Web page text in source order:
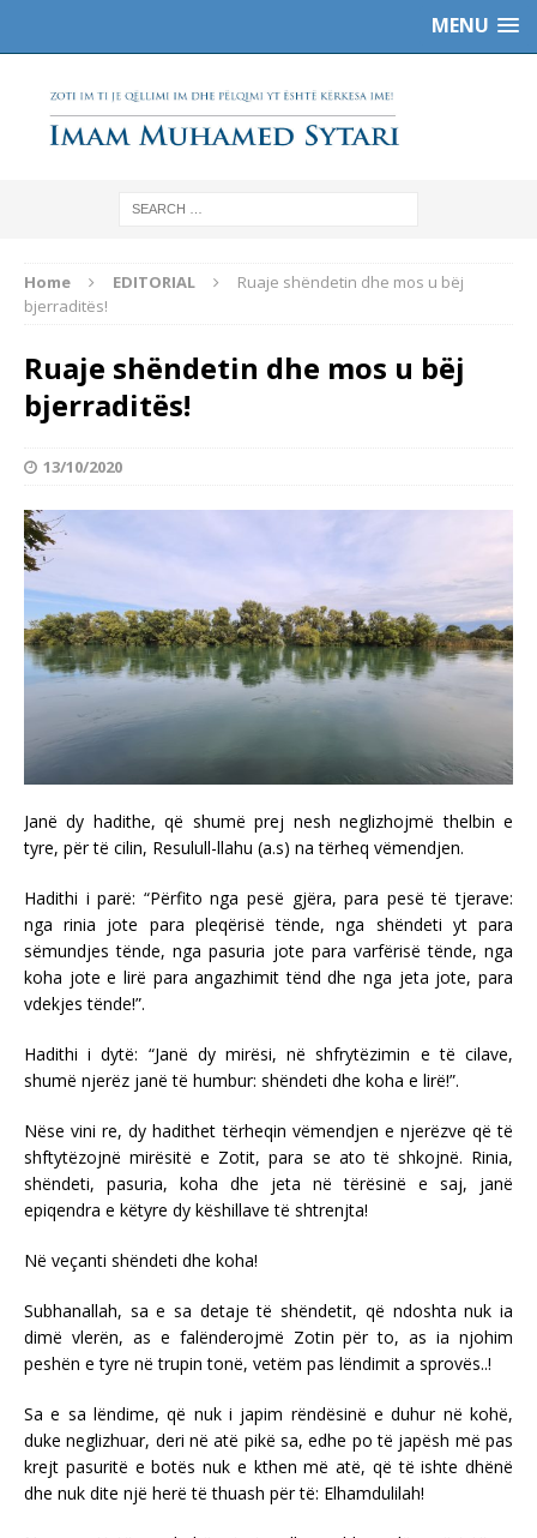
MENU
Home EDITORIAL
Ruaje shëndetin dhe mos u bëj
bjerraditës!
Ruaje shëndetin dhe mos u bëj
bjerraditës!
13/10/2020
Janë dy hadithe, që shumë prej nesh neglizhojmë thelbin e
tyre, për të cilin, Resulull-llahu (a.s) na tërheq vëmendjen.
Hadithi i parë: “Përfito nga pesë gjëra, para pesë të tjerave:
nga rinia jote para pleqërisë tënde, nga shëndeti yt para
sëmundjes tënde, nga pasuria jote para varfërisë tënde, nga
koha jote e lirë para angazhimit tënd dhe nga jeta jote, para
vdekjes tënde!”.
Hadithi i dytë: “Janë dy mirësi, në shfrytëzimin e të cilave,
shumë njerëz janë të humbur: shëndeti dhe koha e lirë!”.
Nëse vini re, dy hadithet tërheqin vëmendjen e njerëzve që të
shftytëzojnë mirësitë e Zotit, para se ato të shkojnë. Rinia,
shëndeti, pasuria, koha dhe jeta në tërësinë e saj, janë
epiqendra e këtyre dy këshillave të shtrenjta!
Në veçanti shëndeti dhe koha!
Subhanallah, sa e sa detaje të shëndetit, që ndoshta nuk ia
dimë vlerën, as e falënderojmë Zotin për to, as ia njohim
peshën e tyre në trupin tonë, vetëm pas lëndimit a sprovës..!
Sa e sa lëndime, që nuk i japim rëndësinë e duhur në kohë,
duke neglizhuar, deri në atë pikë sa, edhe po të japësh më pas
krejt pasuritë e botës nuk e kthen më atë, që të ishte dhënë
dhe nuk dite një herë të thuash për të: Elhamdulilah!